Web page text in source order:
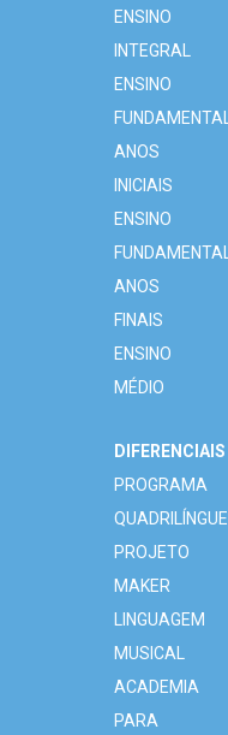
ENSINO
INTEGRAL
ENSINO
FUNDAMENTAL
ANOS
INICIAIS
ENSINO
FUNDAMENTAL
ANOS
FINAIS
ENSINO
MÉDIO
DIFERENCIAIS
PROGRAMA
QUADRILÍNGUE
PROJETO
MAKER
LINGUAGEM
MUSICAL
ACADEMIA
PARA